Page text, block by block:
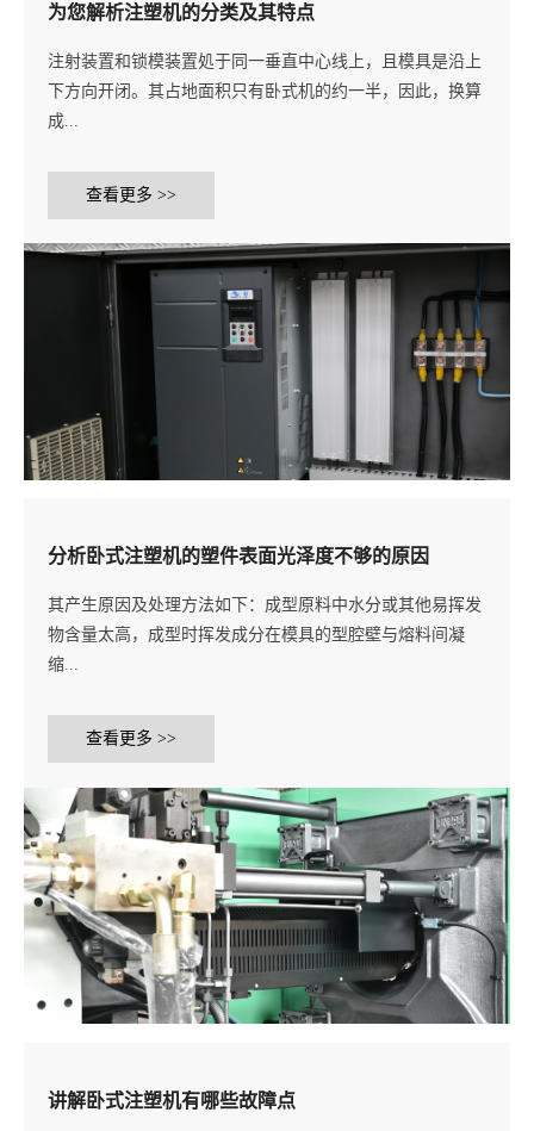
为您解析注塑机的分类及其特点
注射装置和锁模装置処于同一垂直中心线上，且模具是沿上
下方向开闭。其占地面积只有卧式机的约一半，因此，换算
成...
查看更多 >>
分析卧式注塑机的塑件表面光泽度不够的原因
其产生原因及处理方法如下：成型原料中水分或其他易挥发
物含量太高，成型时挥发成分在模具的型腔壁与熔料间凝
缩...
查看更多 >>
讲解卧式注塑机有哪些故障点